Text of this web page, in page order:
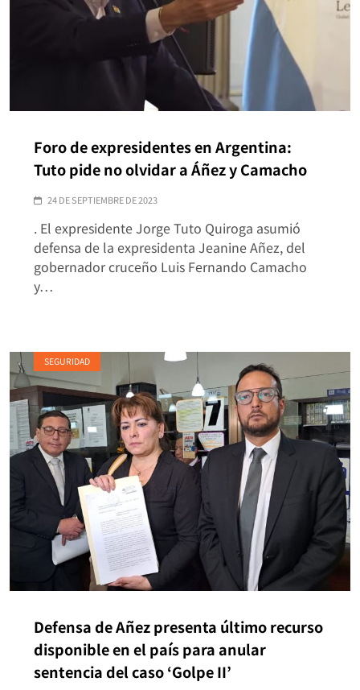
Foro de expresidentes en Argentina:
Tuto pide no olvidar a Áñez y Camacho
24 DE SEPTIEMBRE DE 2023
. El expresidente Jorge Tuto Quiroga asumió
defensa de la expresidenta Jeanine Añez, del
gobernador cruceño Luis Fernando Camacho
y…
SEGURIDAD
Defensa de Añez presenta último recurso
disponible en el país para anular
sentencia del caso ‘Golpe II’